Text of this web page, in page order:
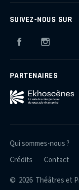
SUIVEZ-NOUS SUR
Facebook
PARTENAIRES
© 2026 Théâtres et
Qui sommes-nous ?
Crédits
Contact